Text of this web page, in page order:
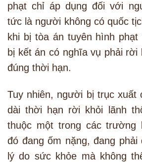
phạt chỉ áp dụng đối với
tức là người không có quốc
khi bị tòa án tuyên hình
bị kết án có nghĩa vụ phải rời
đúng thời hạn.
Tuy nhiên, người bị trục xuất
dài thời hạn rời khỏi lãnh
thuộc một trong các trường
đó đang ốm nặng, đang
lý do sức khỏe mà không